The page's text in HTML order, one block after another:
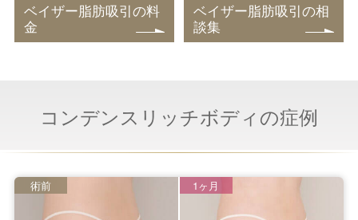
ベイザー脂肪吸引の料
金
ベイザー脂肪吸引の相
談集
コンデンスリッチボディの症例
術前 1ヶ月